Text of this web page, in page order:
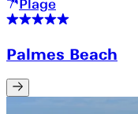
Plage
Palmes Beach